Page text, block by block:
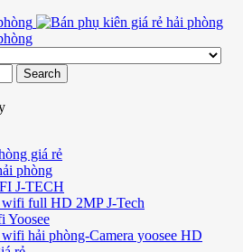
giá rẻ
phòng
J-TECH
wifi full HD 2MP J-Tech
Yoosee
wifi hải phòng-Camera yoosee HD